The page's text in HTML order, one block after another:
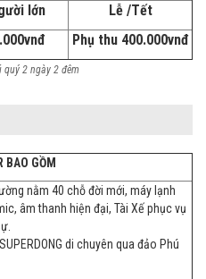
lớn
Lễ /Tết
Phụ thu 400.000vnđ
quý 2 ngày 2 đêm
BAO GỒM
nằm 40 chỗ đời mới, máy lạnh
âm thanh hiện đại, Tài Xế phục vụ
di chuyên qua đảo Phú